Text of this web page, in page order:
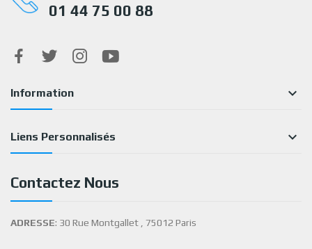
01 44 75 00 88
Information 
Liens Personnalisés 
Contactez Nous
ADRESSE: 30 Rue Montgallet , 75012 Paris